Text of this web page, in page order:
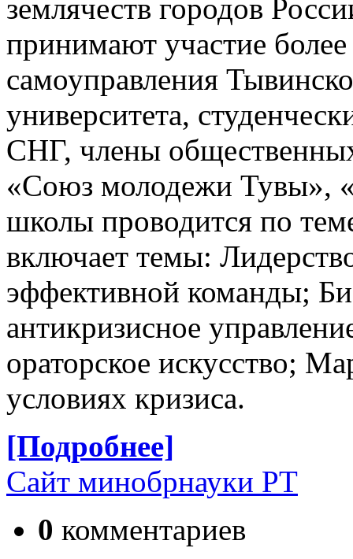
землячеств городов
принимают участие более
самоуправления
университета,
СНГ, члены
«Союз молодежи Тувы»,
школы проводится по
включает темы:
эффективной команды;
антикризисное
ораторское искусство;
условиях кризиса.
[Подробнее]
Сайт минобрнауки РТ
0 комментариев